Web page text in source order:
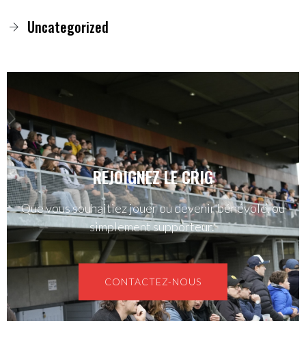
Uncategorized
REJOIGNEZ LE CRIG
Que vous souhaitiez jouer ou devenir bénévole, ou
simplement supporteur.
CONTACTEZ-NOUS